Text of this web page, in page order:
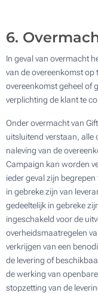
6.
In geval van overmacht
van de overeenkomst op
overeenkomst geheel of
verplichting de klant te
Onder overmacht van
uitsluitend verstaan, alle
naleving van de
Campaign kan worden
ieder geval zijn
in gebreke zijn van
gedeeltelijk in gebreke
ingeschakeld voor de
overheidsmaatregelen
verkrijgen van een
de levering of
de werking van
stopzetting van de